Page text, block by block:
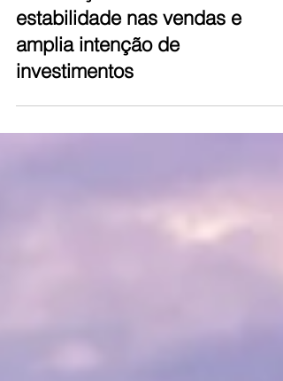
Construção mantém
estabilidade nas vendas e
amplia intenção de
investimentos